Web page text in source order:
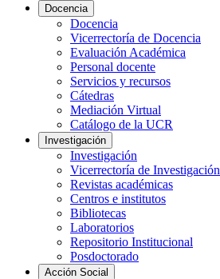
Docencia
Docencia
Vicerrectoría de Docencia
Evaluación Académica
Personal docente
Servicios y recursos
Cátedras
Mediación Virtual
Catálogo de la UCR
Investigación
Investigación
Vicerrectoría de Investigación
Revistas académicas
Centros e institutos
Bibliotecas
Laboratorios
Repositorio Institucional
Posdoctorado
Acción Social